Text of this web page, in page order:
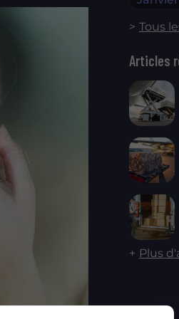
Tous
Articles
Plus